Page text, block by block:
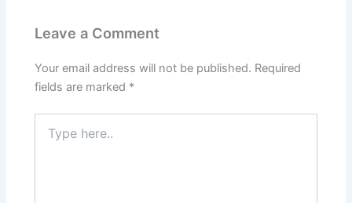
Leave a Comment
Your email address will not be published. Required
fields are marked *
here..